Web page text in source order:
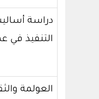
دراسة
التنفيذ في
العولمة